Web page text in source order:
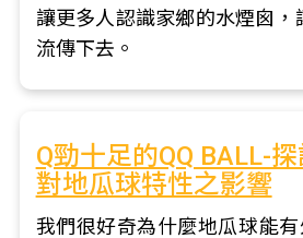
讓更多人認識家鄉的水煙囪，
流傳下去。
Q勁十足的QQ BALL-
對地瓜球特性之影響
我們很好奇為什麼地瓜球能